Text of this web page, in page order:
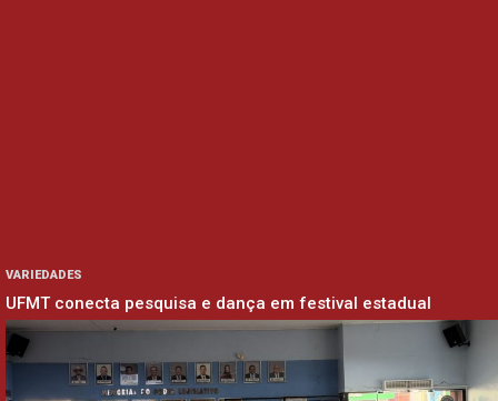
VARIEDADES
UFMT conecta pesquisa e dança em festival estadual